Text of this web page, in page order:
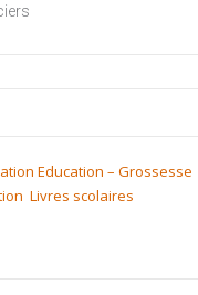
Education – Grossesse
Livres scolaires